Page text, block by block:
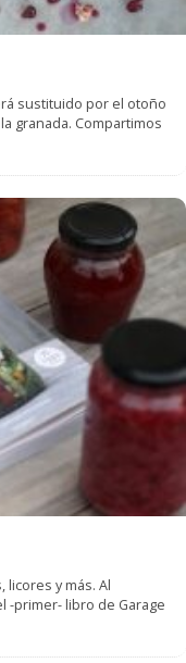
sustituido por el otoño
granada. Compartimos
licores y más. Al
-primer- libro de Garage